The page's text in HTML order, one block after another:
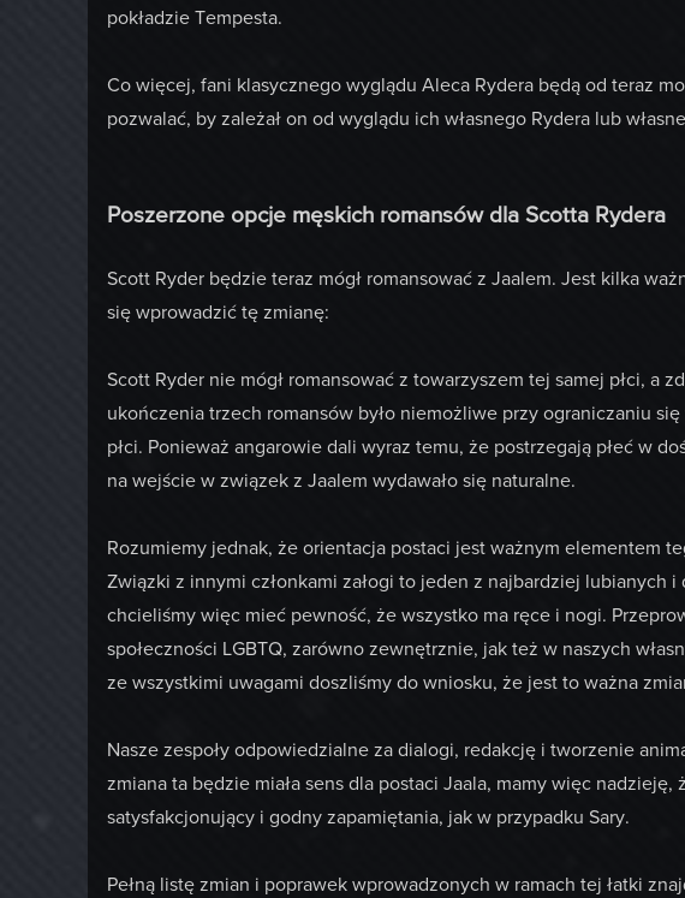
pokładzie Tempesta.
Co więcej, fani klasycznego wyglądu Aleca Rydera będą od teraz
pozwalać, by zależał on od wyglądu ich własnego Rydera lub
Poszerzone opcje męskich romansów dla Scotta Rydera
Scott Ryder będzie teraz mógł romansować z Jaalem. Jest kilka
się wprowadzić tę zmianę:
Scott Ryder nie mógł romansować z towarzyszem tej samej płci, a
ukończenia trzech romansów było niemożliwe przy ograniczaniu
płci. Ponieważ angarowie dali wyraz temu, że postrzegają płeć w
na wejście w związek z Jaalem wydawało się naturalne.
Rozumiemy jednak, że orientacja postaci jest ważnym elementem
Związki z innymi członkami załogi to jeden z najbardziej lubianych
chcieliśmy więc mieć pewność, że wszystko ma ręce i nogi.
społeczności LGBTQ, zarówno zewnętrznie, jak też w naszych
ze wszystkimi uwagami doszliśmy do wniosku, że jest to ważna
Nasze zespoły odpowiedzialne za dialogi, redakcję i tworzenie
zmiana ta będzie miała sens dla postaci Jaala, mamy więc
satysfakcjonujący i godny zapamiętania, jak w przypadku Sary.
Pełną listę zmian i poprawek wprowadzonych w ramach tej łatki